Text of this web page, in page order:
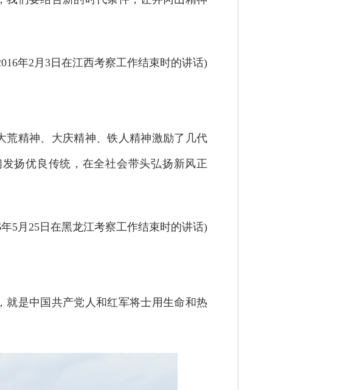
年2月3日在江西考察工作结束时的讲话)
精神、大庆精神、铁人精神激励了几代
扬优良传统，在全社会带头弘扬新风正
年5月25日在黑龙江考察工作结束时的讲话)
是中国共产党人和红军将士用生命和热